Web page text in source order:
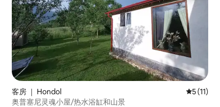
客房 ｜ Hondol 平均评分
5 (11)
奥普塞尼灵魂小屋/热水浴缸和山景